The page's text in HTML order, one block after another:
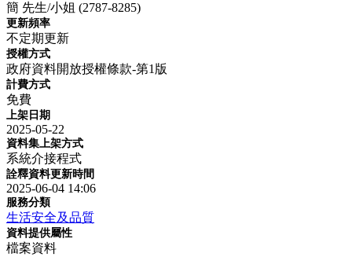
簡 先生/小姐 (2787-8285)
更新頻率
不定期更新
授權方式
政府資料開放授權條款-第1版
計費方式
免費
上架日期
2025-05-22
資料集上架方式
系統介接程式
詮釋資料更新時間
2025-06-04 14:06
服務分類
生活安全及品質
資料提供屬性
檔案資料